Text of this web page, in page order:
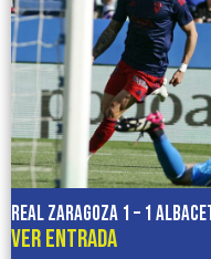
REAL ZARAGOZA 1 – 1
VER ENTRADA